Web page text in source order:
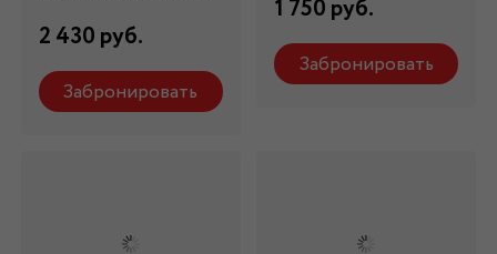
2 430 руб.
Забронировать
1 750 руб.
Забронировать